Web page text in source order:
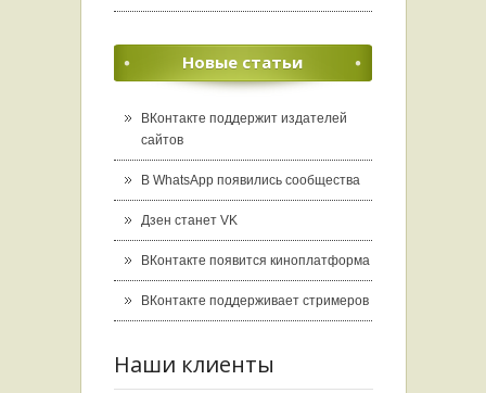
Новые статьи
ВКонтакте поддержит издателей
сайтов
В WhatsApp появились сообщества
Дзен станет VK
ВКонтакте появится киноплатформа
ВКонтакте поддерживает стримеров
Наши клиенты